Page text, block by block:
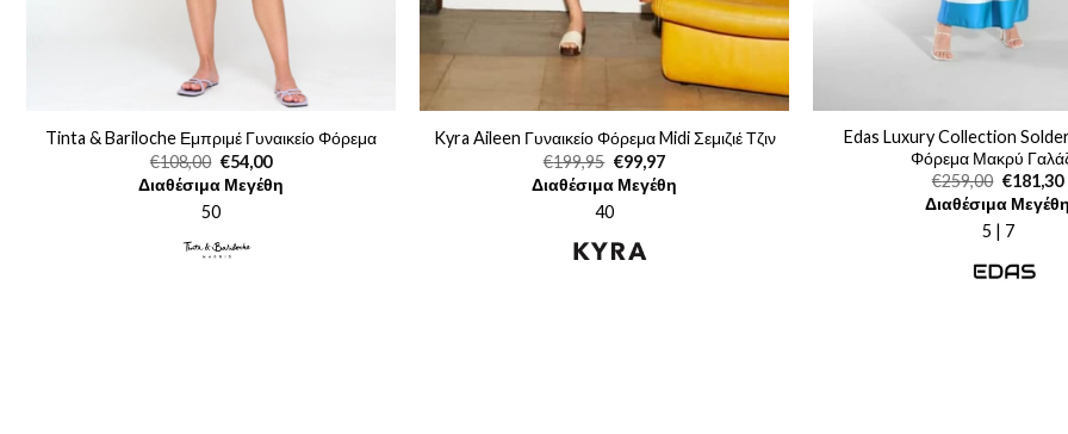
Tinta & Bariloche Εμπριμέ Γυναικείο Φόρεμα
€108,00 Original
price
was:
€108,00.
€54,00Η
τρέχουσα
τιμή
Διαθέσιμα Μεγέθη
50
Kyra Aileen Γυναικείο Φόρεμα Midi Σεμιζιέ Τζιν
€199,95 Original
price
was:
€199,95.
€99,97Η
τρέχουσα
τιμή
Διαθέσιμα Μεγέθη
40
Edas Luxury Collection
Φόρεμα Μακρύ
€259,00 Original
price
was:
€259,00.
€181,30
Διαθέσιμα
5 | 7